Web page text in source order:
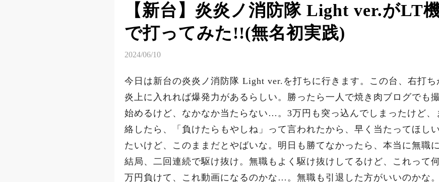
【新台】炎炎ノ消防隊 Light ver.がLT
で打ってみた!!(無名初実践)
2024/06/10
今日は新台の炎炎ノ消防隊 Light ver.を打ちに行きます。この台、右打ち
炎上に入れれば爆発力があるらしい。勝ったら一人で焼き肉ブログでも
始めるけど、なかなか当たらない…。3万円も突っ込んでしまったけど、
絡したら、「負けたらもやしね」って言われたから、早く当たってほし
たいけど、このままだとやばいな。明日も勝てなかったら、本当に無職
結局、二回連続で駆け抜け。無職もよく駆け抜けしてるけど、これって
万円負けて、これ動画になるのかな…。無職も引退した方がいいのかな。